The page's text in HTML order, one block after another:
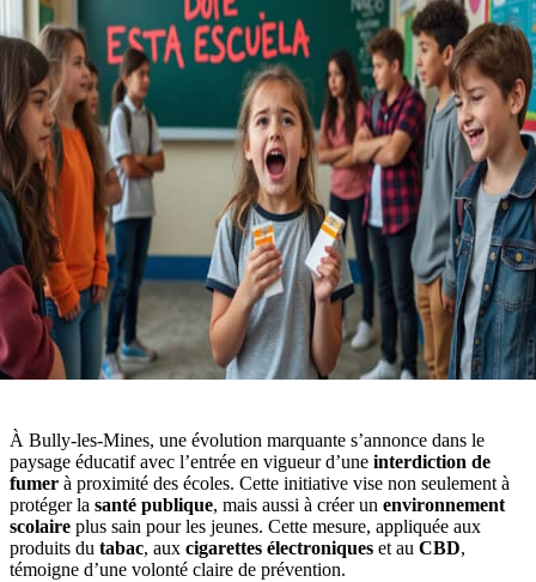
À Bully-les-Mines, une évolution marquante s’annonce dans le
paysage éducatif avec l’entrée en vigueur d’une interdiction de
fumer à proximité des écoles. Cette initiative vise non seulement à
protéger la santé publique, mais aussi à créer un environnement
scolaire plus sain pour les jeunes. Cette mesure, appliquée aux
produits du tabac, aux cigarettes électroniques et au CBD,
témoigne d’une volonté claire de prévention.